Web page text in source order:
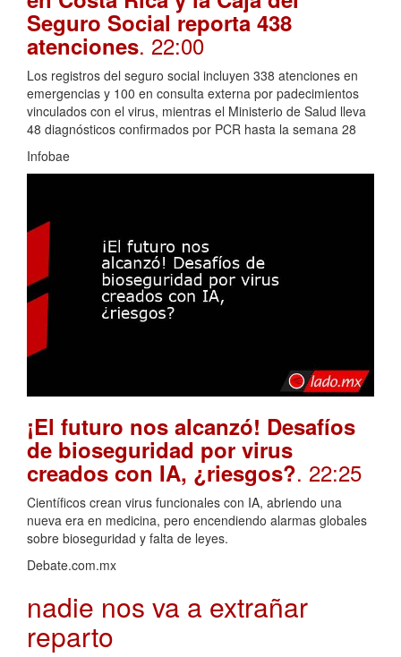
Seguro Social reporta 438
atenciones. 22:00
Los registros del seguro social incluyen 338 atenciones en
emergencias y 100 en consulta externa por padecimientos
vinculados con el virus, mientras el Ministerio de Salud lleva
48 diagnósticos confirmados por PCR hasta la semana 28
Infobae
¡El futuro nos alcanzó! Desafíos
de bioseguridad por virus
creados con IA, ¿riesgos?. 22:25
Científicos crean virus funcionales con IA, abriendo una
nueva era en medicina, pero encendiendo alarmas globales
sobre bioseguridad y falta de leyes.
Debate.com.mx
nadie nos va a extrañar
reparto